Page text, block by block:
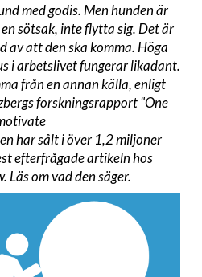
med godis. Men hunden är
sötsak, inte flytta sig. Det är
av att den ska komma. Höga
i arbetslivet fungerar likadant.
från en annan källa, enligt
forskningsrapport "One
har sålt i över 1,2 miljoner
efterfrågade artikeln hos
Läs om vad den säger.